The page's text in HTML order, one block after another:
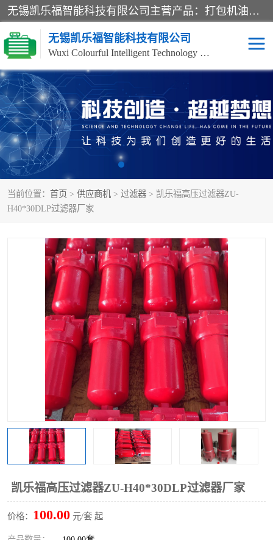
无锡凯乐福智能科技有限公司主营产品：打包机油泵、风冷式油冷却器、液压阀、液压泵、冷却器、过滤器及气动元器件。公司主导生产齿轮泵、齿轮马达、液压阀等产品。共计100多个系列、3000余种规格。覆盖了液压系统的动力元件、控制元件和执行元件，具备较强的成套供货、服务能力。
无锡凯乐福智能科技有限公司
Wuxi Colourful Intelligent Technology Co., Ltd
当前位置： 首页 > 供应商机 > 过滤器 > 凯乐福高压过滤器ZU-
H40*30DLP过滤器厂家
凯乐福高压过滤器ZU-H40*30DLP过滤器厂家
价格： 100.00 元/套 起
齿轮泵 机床冷却泵
风冷式油冷却器 叶片泵
液压马达
柱塞泵 方向阀
高压球阀 电机
过滤器 列管式油冷却器